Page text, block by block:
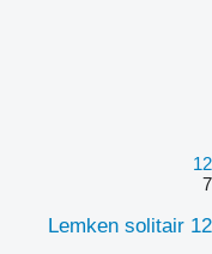
12
7
Lemken solitair 12